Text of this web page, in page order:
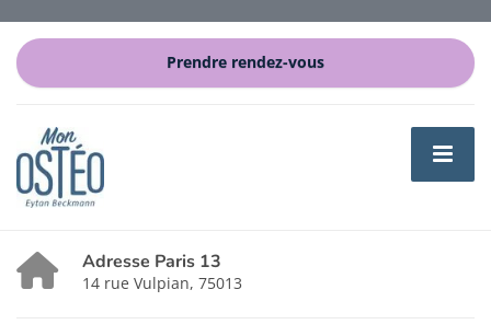
Prendre rendez-vous
Adresse Paris 13
14 rue Vulpian, 75013